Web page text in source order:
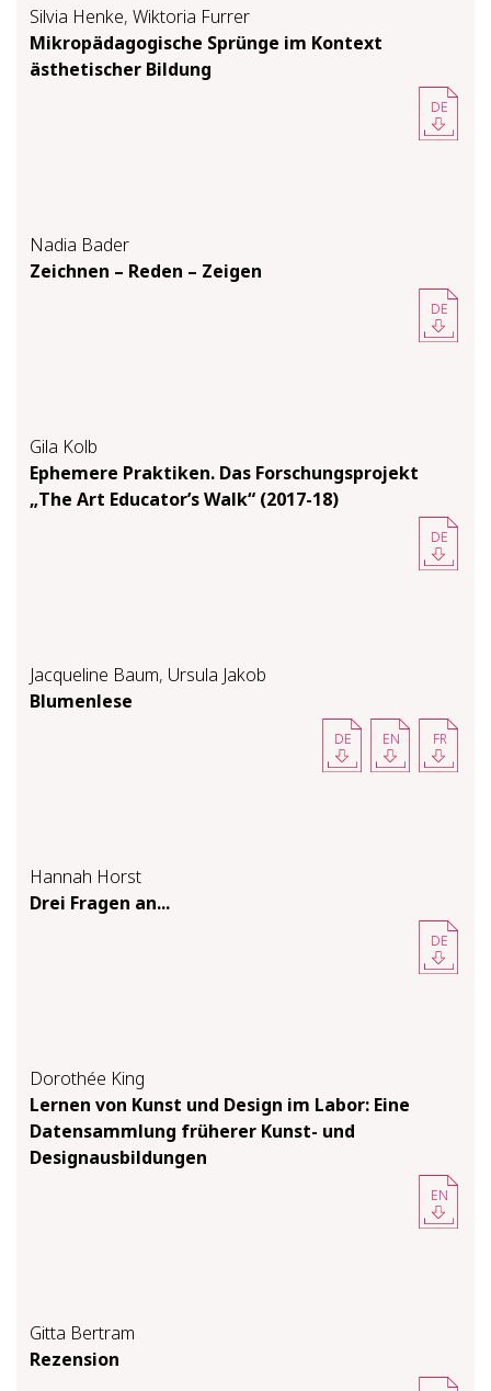
Silvia Henke, Wiktoria Furrer
Mikropädagogische Sprünge im Kontext
ästhetischer Bildung
DE
Nadia Bader
Zeichnen – Reden – Zeigen
DE
Gila Kolb
Ephemere Praktiken. Das Forschungsprojekt
„The Art Educator’s Walk“ (2017-18)
DE
Jacqueline Baum, Ursula Jakob
Blumenlese
DE EN FR
Hannah Horst
Drei Fragen an...
DE
Dorothée King
Lernen von Kunst und Design im Labor: Eine
Datensammlung früherer Kunst- und
Designausbildungen
EN
Gitta Bertram
Rezension